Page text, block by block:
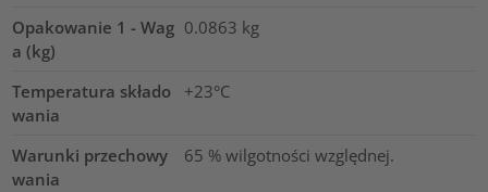
Opakowanie 1 - Wag
a (kg)
0.0863 kg
Temperatura składo
wania
+23°C
Warunki przechowy
wania
65 % wilgotności względnej.